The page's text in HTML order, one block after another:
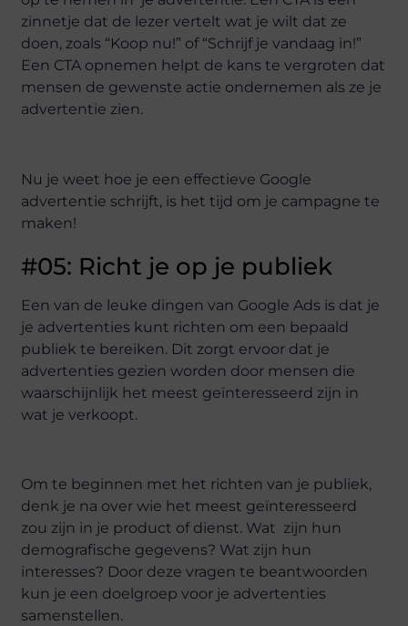
zinnetje dat de lezer vertelt wat je wilt dat ze
doen, zoals “Koop nu!” of “Schrijf je vandaag in!”
Een CTA opnemen helpt de kans te vergroten dat
mensen de gewenste actie ondernemen als ze je
advertentie zien.
Nu je weet hoe je een effectieve Google
advertentie schrijft, is het tijd om je campagne te
maken!
#05: Richt je op je publiek
Een van de leuke dingen van Google Ads is dat je
je advertenties kunt richten om een bepaald
publiek te bereiken. Dit zorgt ervoor dat je
advertenties gezien worden door mensen die
waarschijnlijk het meest geïnteresseerd zijn in
wat je verkoopt.
Om te beginnen met het richten van je publiek,
denk je na over wie het meest geïnteresseerd
zou zijn in je product of dienst. Wat zijn hun
demografische gegevens? Wat zijn hun
interesses? Door deze vragen te beantwoorden
kun je een doelgroep voor je advertenties
samenstellen.